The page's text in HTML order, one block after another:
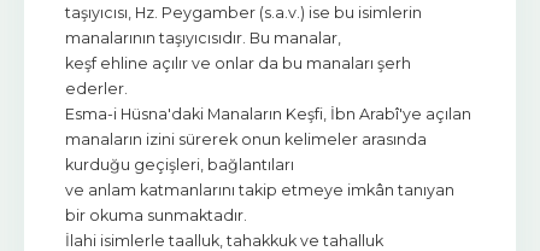
taşıyıcısı, Hz. Peygamber (s.a.v.) ise bu isimlerin
manalarının taşıyıcısıdır. Bu manalar,
keşf ehline açılır ve onlar da bu manaları şerh
ederler.
Esma-i Hüsna'daki Manaların Keşfi, İbn Arabî'ye açılan
manaların izini sürerek onun kelimeler arasında
kurduğu geçişleri, bağlantıları
ve anlam katmanlarını takip etmeye imkân tanıyan
bir okuma sunmaktadır.
İlahi isimlerle taalluk, tahakkuk ve tahalluk